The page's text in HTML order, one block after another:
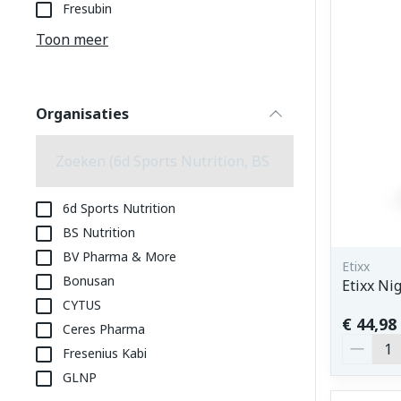
Eksteroog -
Specifiek
Deodorant
Naalden en
Spuiten
Oplossing
Naalden
Naalden voor
Spieren en
Infecties
Luizen
Diagnostica
Fresubin
Toon meer
Organisaties
filter
6d Sports Nutrition
BS Nutrition
BV Pharma & More
Bonusan
CYTUS
Ceres Pharma
Fresenius Kabi
GLNP
Etixx
Etixx
€ 44,98
Aantal